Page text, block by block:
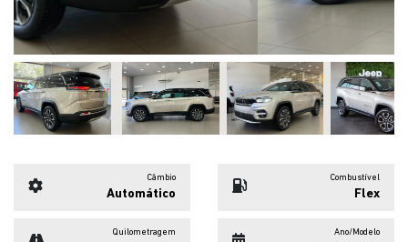
Câmbio
Automático
Combustível
Flex
Quilometragem Ano/Modelo